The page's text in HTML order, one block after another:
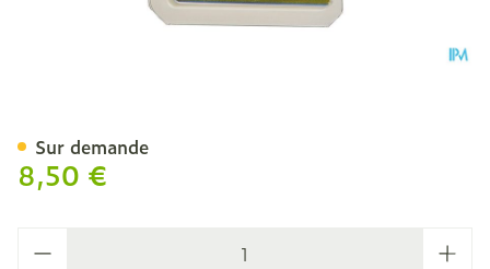
8,50 €
Sur demande